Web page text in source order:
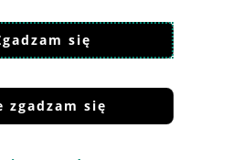
się
zgadzam się
akceptacjęregulaminu